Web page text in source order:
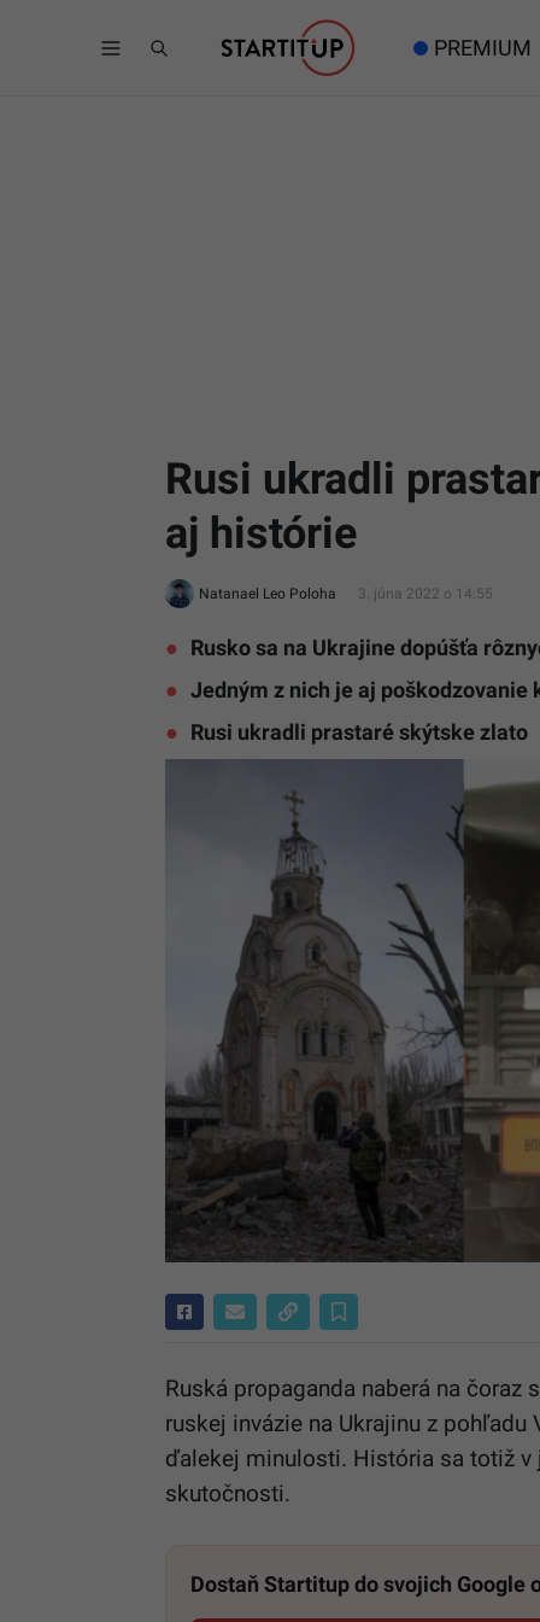
PREMIUM
Rusi ukradli
aj histórie
Natanael Leo Poloha 3. júna 2022 o 14:55
Rusko sa na Ukrajine dopúšťa
Jedným z nich je aj
Rusi ukradli prastaré skýtske zlato
Ruská propaganda naberá na čoraz
ruskej invázie na Ukrajinu z
ďalekej minulosti. História sa totiž
skutočnosti.
Dostaň Startitup do svojich Google